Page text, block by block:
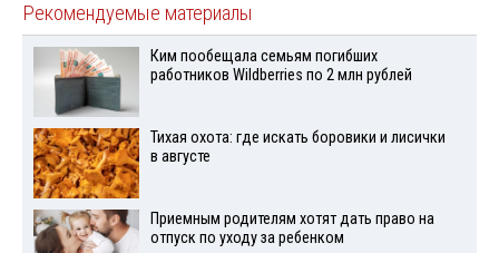
Рекомендуемые материалы
Ким пообещала семьям погибших
работников Wildberries по 2 млн рублей
Тихая охота: где искать боровики и лисички
в августе
Приемным родителям хотят дать право на
отпуск по уходу за ребенком